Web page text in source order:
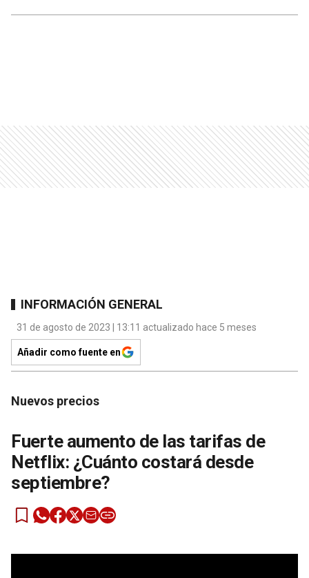
INFORMACIÓN GENERAL
31 de agosto de 2023 | 13:11 actualizado hace 5 meses
Añadir como fuente en
Nuevos precios
Fuerte aumento de las tarifas de
Netflix: ¿Cuánto costará desde
septiembre?